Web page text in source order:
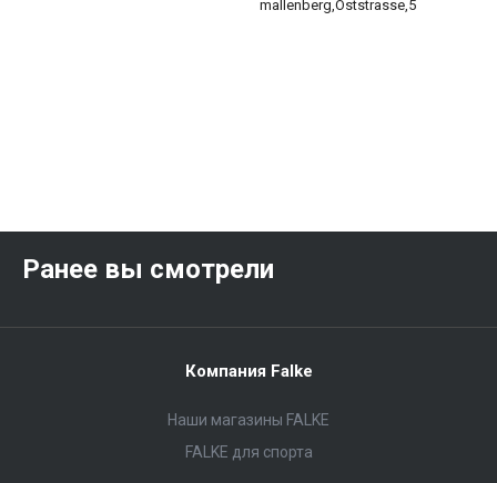
mallenberg,Oststrasse,5
Ранее вы смотрели
Компания Falke
Наши магазины FALKE
FALKE для спорта